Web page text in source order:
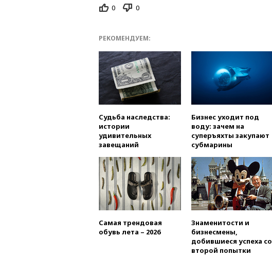
0 0
РЕКОМЕНДУЕМ:
Судьба наследства:
истории
удивительных
завещаний
Бизнес уходит под
воду: зачем на
суперъяхты закупают
субмарины
Самая трендовая
обувь лета – 2026
Знаменитости и
бизнесмены,
добившиеся успеха со
второй попытки